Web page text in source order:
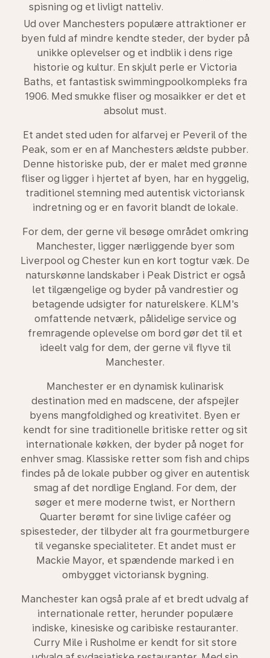
spisning og et livligt natteliv.
Ud over Manchesters populære attraktioner er
byen fuld af mindre kendte steder, der byder på
unikke oplevelser og et indblik i dens rige
historie og kultur. En skjult perle er Victoria
Baths, et fantastisk swimmingpoolkompleks fra
1906. Med smukke fliser og mosaikker er det et
absolut must.
Et andet sted uden for alfarvej er Peveril of the
Peak, som er en af Manchesters ældste pubber.
Denne historiske pub, der er malet med grønne
fliser og ligger i hjertet af byen, har en hyggelig,
traditionel stemning med autentisk victoriansk
indretning og er en favorit blandt de lokale.
For dem, der gerne vil besøge området omkring
Manchester, ligger nærliggende byer som
Liverpool og Chester kun en kort togtur væk. De
naturskønne landskaber i Peak District er også
let tilgængelige og byder på vandrestier og
betagende udsigter for naturelskere. KLM's
omfattende netværk, pålidelige service og
fremragende oplevelse om bord gør det til et
ideelt valg for dem, der gerne vil flyve til
Manchester.
Manchester er en dynamisk kulinarisk
destination med en madscene, der afspejler
byens mangfoldighed og kreativitet. Byen er
kendt for sine traditionelle britiske retter og sit
internationale køkken, der byder på noget for
enhver smag. Klassiske retter som fish and chips
findes på de lokale pubber og giver en autentisk
smag af det nordlige England. For dem, der
søger et mere moderne twist, er Northern
Quarter berømt for sine livlige caféer og
spisesteder, der tilbyder alt fra gourmetburgere
til veganske specialiteter. Et andet must er
Mackie Mayor, et spændende marked i en
ombygget victoriansk bygning.
Manchester kan også prale af et bredt udvalg af
internationale retter, herunder populære
indiske, kinesiske og caribiske restauranter.
Curry Mile i Rusholme er kendt for sit store